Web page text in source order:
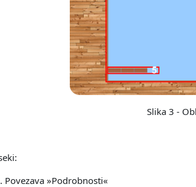
Slika 3 -
Povezava »Podrobnosti«